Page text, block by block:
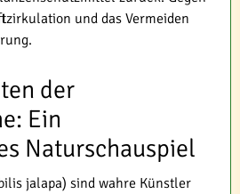
und das Vermeiden
der
Ein
Naturschauspiel
jalapa) sind wahre Künstler